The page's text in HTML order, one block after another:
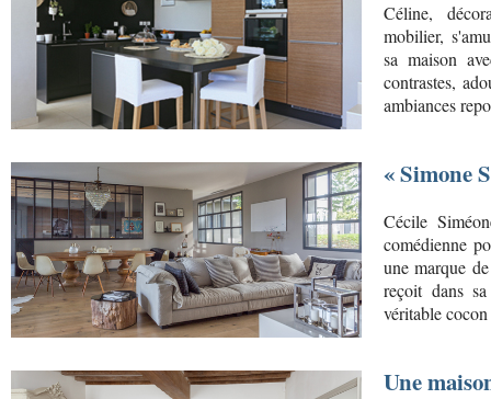
Céline,
mobilier,
sa maison
contrastes,
ambiances
« Simone
Cécile
comédienne
une marque
reçoit dans
véritable
Une